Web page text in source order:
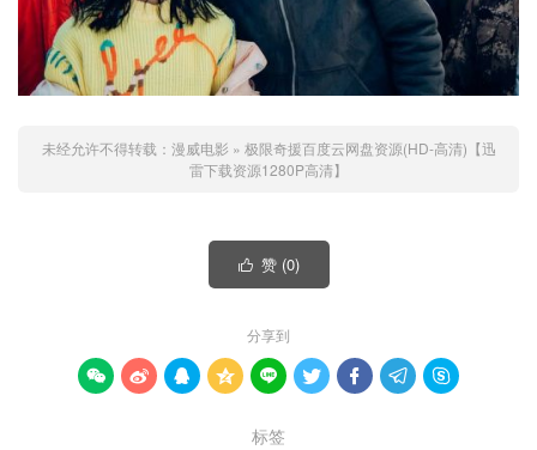
未经允许不得转载： 漫威电影 » 极限奇援百度云网盘资源(HD-高清)【迅
雷下载资源1280P高清】
 赞 (0)
分享到
        
标签